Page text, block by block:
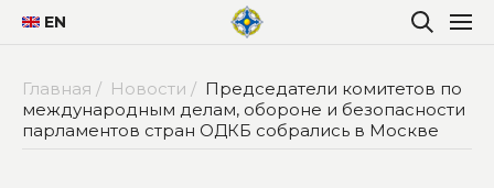
EN
Главная / Новости / Председатели комитетов по
международным делам, обороне и безопасности
парламентов стран ОДКБ собрались в Москве